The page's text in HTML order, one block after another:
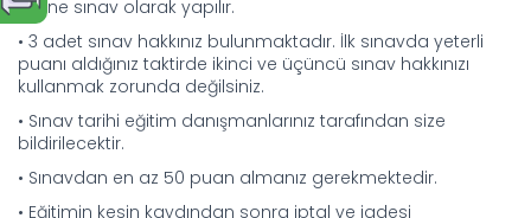
online sınav olarak yapılır.
• 3 adet sınav hakkınız bulunmaktadır. İlk sınavda yeterli
puanı aldığınız taktirde ikinci ve üçüncü sınav hakkınızı
kullanmak zorunda değilsiniz.
• Sınav tarihi eğitim danışmanlarınız tarafından size
bildirilecektir.
• Sınavdan en az 50 puan almanız gerekmektedir.
• Eğitimin kesin kaydından sonra iptal ve iadesi